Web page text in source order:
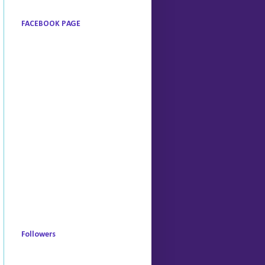
FACEBOOK PAGE
Followers